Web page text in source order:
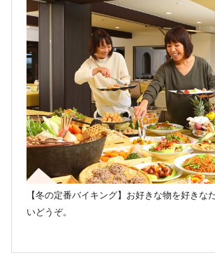
【冬の定番バイキング】お好きな物を好きな
いどうぞ。